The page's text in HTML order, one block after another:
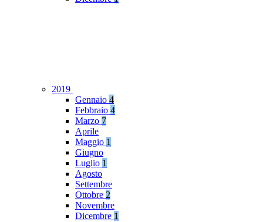
2019
Gennaio 4
Febbraio 4
Marzo 7
Aprile
Maggio 1
Giugno
Luglio 1
Agosto
Settembre
Ottobre 2
Novembre
Dicembre 1